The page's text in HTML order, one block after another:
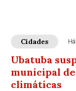
Cidades
Ubatuba
municipal
climáticas